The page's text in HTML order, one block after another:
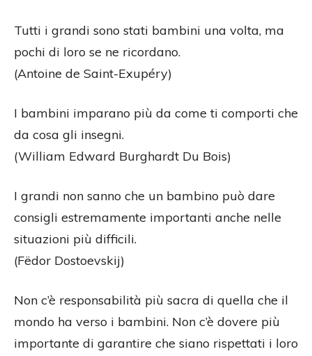
Tutti i grandi sono stati bambini una volta, ma
pochi di loro se ne ricordano.
(Antoine de Saint-Exupéry)
I bambini imparano più da come ti comporti che
da cosa gli insegni.
(William Edward Burghardt Du Bois)
I grandi non sanno che un bambino può dare
consigli estremamente importanti anche nelle
situazioni più difficili.
(Fëdor Dostoevskij)
Non c’è responsabilità più sacra di quella che il
mondo ha verso i bambini. Non c’è dovere più
importante di garantire che siano rispettati i loro